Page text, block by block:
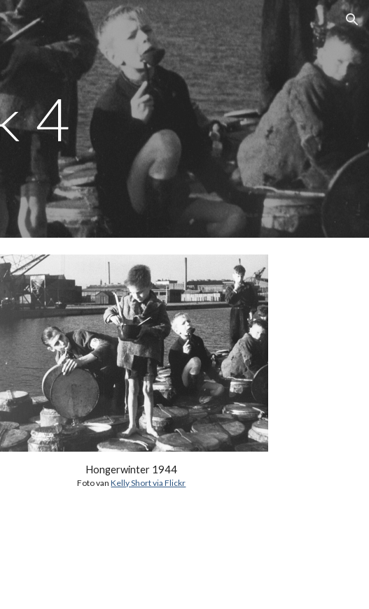
to navigation
4
Hongerwinter 1944
Foto vanKelly Short via Flickr